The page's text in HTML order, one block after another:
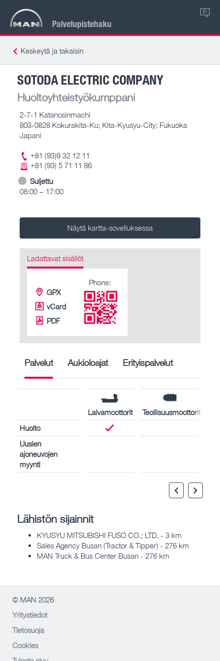
Palvelupistehaku
FI
Keskeytä ja takaisin
SOTODA ELECTRIC COMPANY
Huoltoyhteistyökumppani
2-7-1 Katanosinmachi
803-0828 Kokurakita-Ku; Kita-Kyusyu-City; Fukuoka
Japani
+81 (93)9 32 12 11
+81 (93) 5 71 11 86
Suljettu
08:00 – 17:00
Näytä kartta-sovelluksessa
Ladattavat sisällöt
GPX
vCard
PDF
Phone:
Palvelut Aukioloajat Erityispalvelut
Laivamoottorit
Teollisuusmoottorit
Huolto
Uusien
ajoneuvojen
myynti
Lähistön sijainnit
KYUSYU MITSUBISHI FUSO CO.; LTD. - 3 km
Sales Agency Busan (Tractor & Tipper) - 276 km
MAN Truck & Bus Center Busan - 276 km
© MAN 2026
Yritystiedot
Tietosuoja
Cookies